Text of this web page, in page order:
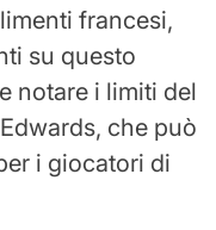
francesi,
su questo
notare i limiti del
che può
i giocatori di